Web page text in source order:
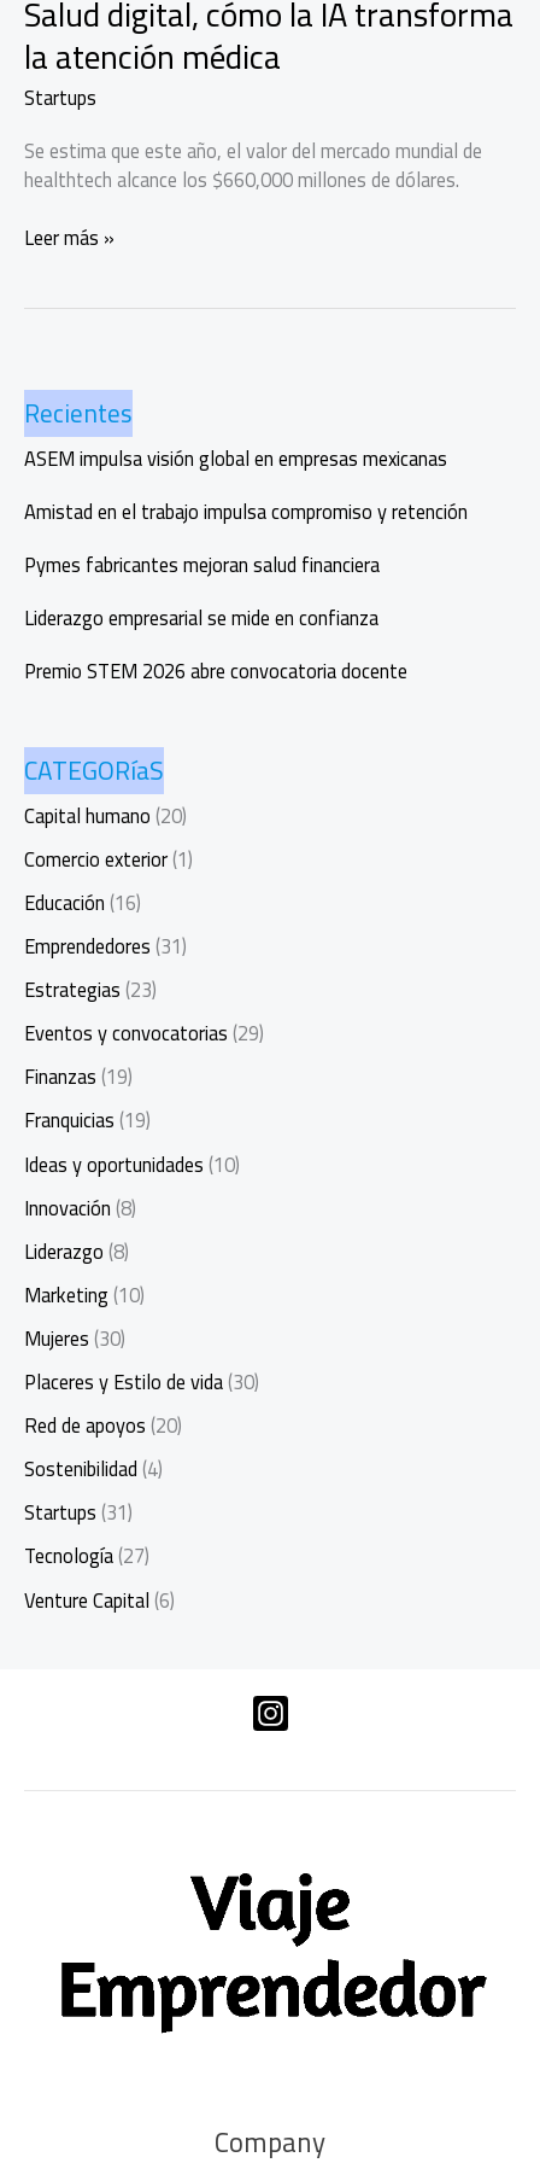
Salud digital, cómo la IA transforma
la atención médica
Startups
Se estima que este año, el valor del mercado mundial de
healthtech alcance los $660,000 millones de dólares.
Salud
transforma
la
atención
médica
Leer más »
Recientes
ASEM impulsa visión global en empresas mexicanas
Amistad en el trabajo impulsa compromiso y retención
Pymes fabricantes mejoran salud financiera
Liderazgo empresarial se mide en confianza
Premio STEM 2026 abre convocatoria docente
CATEGORíaS
Capital humano(20)
Comercio exterior(1)
Educación(16)
Emprendedores(31)
Estrategias(23)
Eventos y convocatorias(29)
Finanzas(19)
Franquicias(19)
Ideas y oportunidades(10)
Innovación(8)
Liderazgo(8)
Marketing(10)
Mujeres(30)
Placeres y Estilo de vida(30)
Red de apoyos(20)
Sostenibilidad(4)
Startups(31)
Tecnología(27)
Venture Capital(6)
Company